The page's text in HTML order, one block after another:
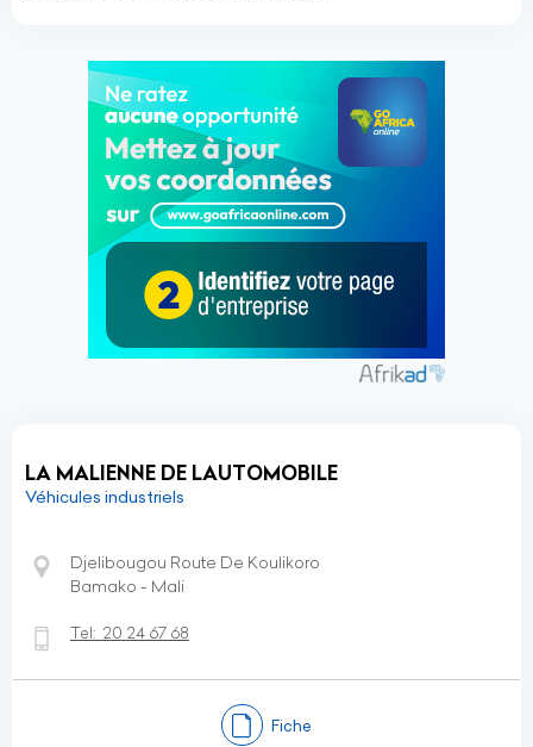
LA MALIENNE DE LAUTOMOBILE
Véhicules industriels
Djelibougou Route De Koulikoro
Bamako - Mali
Tel: 20 24 67 68
Fiche